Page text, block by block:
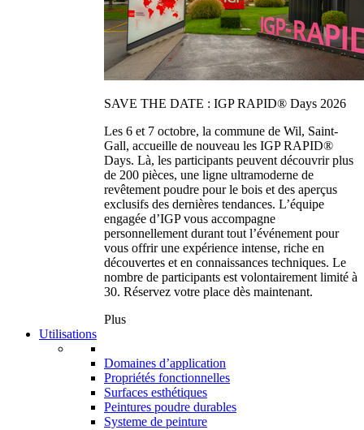
SAVE THE DATE : IGP RAPID® Days 2026
Les 6 et 7 octobre, la commune de Wil, Saint-
Gall, accueille de nouveau les IGP RAPID®
Days. Là, les participants peuvent découvrir plus
de 200 pièces, une ligne ultramoderne de
revêtement poudre pour le bois et des aperçus
exclusifs des dernières tendances. L’équipe
engagée d’IGP vous accompagne
personnellement durant tout l’événement pour
vous offrir une expérience intense, riche en
découvertes et en connaissances techniques. Le
nombre de participants est volontairement limité à
30. Réservez votre place dès maintenant.
Plus
Utilisations
Domaines d’application
Propriétés fonctionnelles
Surfaces esthétiques
Peintures poudre durables
Systeme de peinture